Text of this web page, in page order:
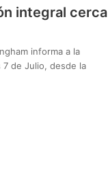
integral cerca
informa a la
de Julio, desde la